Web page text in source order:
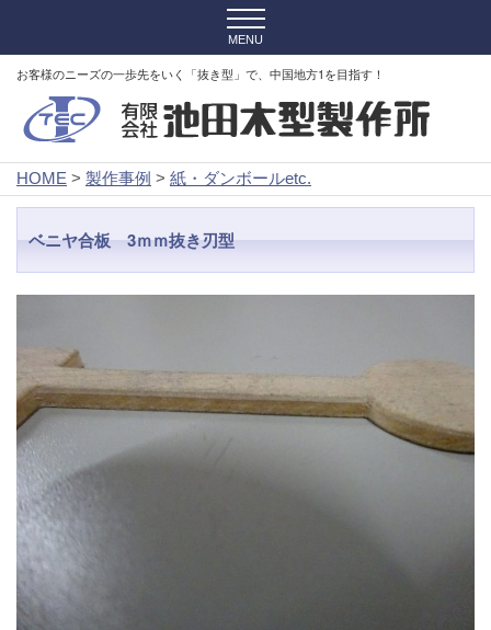
お客様のニーズの一歩先をいく「抜き型」で、中国地方1を目指す！
HOME > 製作事例 > 紙・ダンボールetc.
ベニヤ合板 3ｍｍ抜き刃型